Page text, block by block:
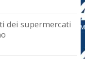
dei supermercati